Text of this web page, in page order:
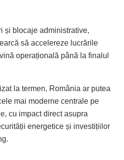
și blocaje administrative,
să accelereze lucrările
operațională până la finalul
la termen, România ar putea
mai moderne centrale pe
cu impact direct asupra
energetice și investițiilor